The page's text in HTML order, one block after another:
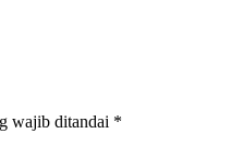
wajib ditandai *